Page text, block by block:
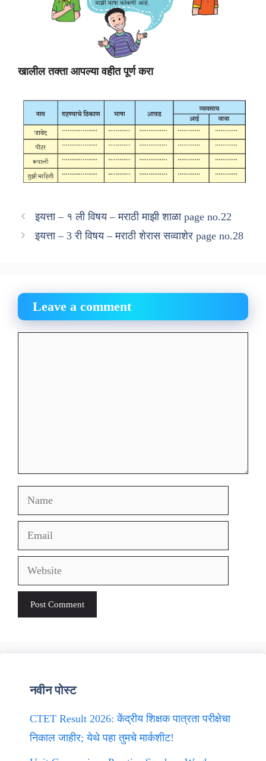
खालील तक्ता आपल्या वहीत पूर्ण करा
इयत्ता – १ ली विषय – मराठी माझी शाळा page no.22
इयत्ता – 3 री विषय – मराठी शेरास सव्वाशेर page no.28
Leave a comment
Name
Email
Website
नवीन पोस्ट
CTET Result 2026: केंद्रीय शिक्षक पात्रता परीक्षेचा
निकाल जाहीर; येथे पहा तुमचे मार्कशीट!